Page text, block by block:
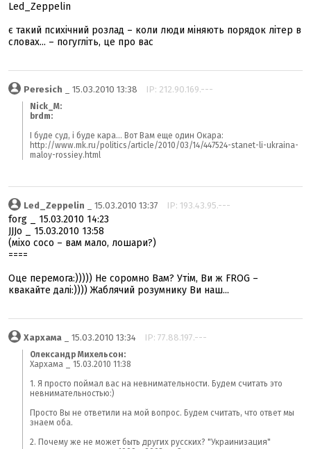
Led_Zeppelin
є такий психічний розлад – коли люди міняють порядок літер в
словах... – погугліть, це про вас
Peresich _ 15.03.2010 13:38 IP: 212.90.169.---
Nick_M:
brdm:
І буде суд, і буде кара... Вот Вам еще один Окара:
http://www.mk.ru/politics/article/2010/03/14/447524-stanet-li-ukraina-
maloy-rossiey.html
Led_Zeppelin _ 15.03.2010 13:37 IP: 193.43.95.---
forg _ 15.03.2010 14:23
JJJo _ 15.03.2010 13:58
(міхо сосо – вам мало, лошари?)
====
Оце перемога:))))) Не соромно Вам? Утім, Ви ж FROG –
квакайте далі:)))) Жаблячий розумнику Ви наш...
Хархама _ 15.03.2010 13:34 IP: 77.88.197.---
Олександр Михельсон:
Хархама _ 15.03.2010 11:38
1. Я просто поймал вас на невнимательности. Будем считать это
невнимательностью:)
Просто Вы не ответили на мой вопрос. Будем считать, что ответ мы
знаем оба.
2. Почему же не может быть других русских? "Украинизация"